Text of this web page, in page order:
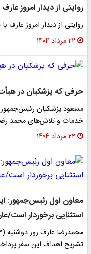
روایتی از دیدار امروز
روایتی از دیدار امروز عارف
۲۲ مرداد ۱۴۰۴
حرفی که پزشکیان در
مسعود پزشکیان رئیس‌جمهور
خدمات و تلاش‌های محمد
۲۲ مرداد ۱۴۰۴
معاون اول رئیس‌جمهور:
استثنایی برخوردار است/
تشریح اهداف این سفر